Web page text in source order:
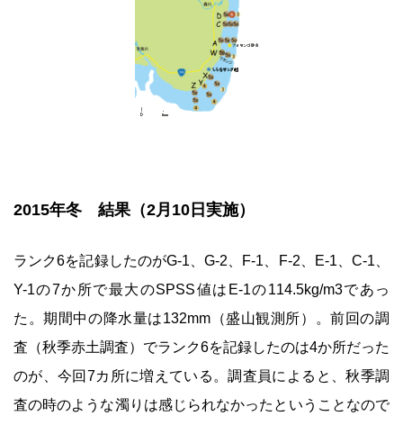
2015年冬 結果（2月10日実施）
ランク6を記録したのがG-1、G-2、F-1、F-2、E-1、C-1、
Y-1の7か所で最大のSPSS値はE-1の114.5kg/m3であっ
た。期間中の降水量は132mm（盛山観測所）。前回の調
査（秋季赤土調査）でランク6を記録したのは4か所だった
のが、今回7カ所に増えている。調査員によると、秋季調
査の時のような濁りは感じられなかったということなので